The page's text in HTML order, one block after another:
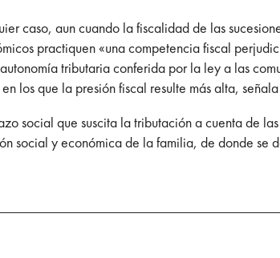
caso, aun cuando la fiscalidad de las
practiquen «una competencia fiscal
tributaria conferida por la ley a las
los que la presión fiscal resulte más alta,
social que suscita la tributación a cuenta de
social y económica de la familia, de donde se